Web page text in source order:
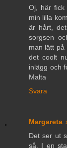
Oj, här fick
min lilla
är hårt,
sorgsen
man lätt på
det coolt
inlägg och
Malta
Svara
Margareta
Det ser ut
så. I en